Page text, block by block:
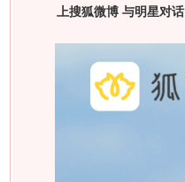
上搜狐微博 与明星对话